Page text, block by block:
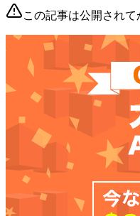
この記事は公開され